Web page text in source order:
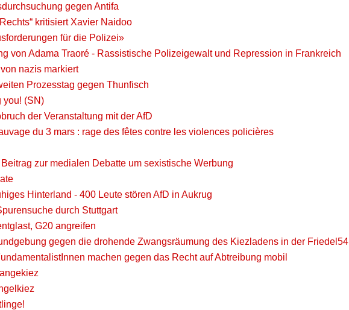
gegen Antifa
kritisiert Xavier Naidoo
für die Polizei»
von Adama Traoré - Rassistische Polizeigewalt und Repression in Frankreich
nazis markiert
Prozesstag gegen Thunfisch
you! (SN)
der Veranstaltung mit der AfD
du 3 mars : rage des fêtes contre les violences policières
zur medialen Debatte um sexistische Werbung
Hinterland - 400 Leute stören AfD in Aukrug
durch Stuttgart
G20 angreifen
gegen die drohende Zwangsräumung des Kiezladens in der Friedel54
machen gegen das Recht auf Abtreibung mobil